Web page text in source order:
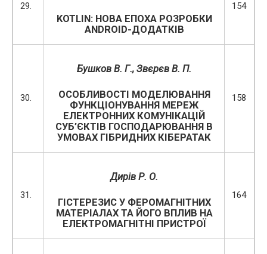
29.
KOTLIN: НОВА ЕПОХА РОЗРОБКИ
ANDROID-ДОДАТКІВ
154
30.
Бушков В. Г., Звєрєв В. П.
ОСОБЛИВОСТІ МОДЕЛЮВАННЯ
ФУНКЦІОНУВАННЯ МЕРЕЖ
ЕЛЕКТРОННИХ КОМУНІКАЦІЙ
СУБ’ЄКТІВ ГОСПОДАРЮВАННЯ В
УМОВАХ ГІБРИДНИХ КІБЕРАТАК
158
31.
Дирів Р. О.
ГІСТЕРЕЗИС У ФЕРОМАГНІТНИХ
МАТЕРІАЛАХ ТА ЙОГО ВПЛИВ НА
ЕЛЕКТРОМАГНІТНІ ПРИСТРОЇ
164